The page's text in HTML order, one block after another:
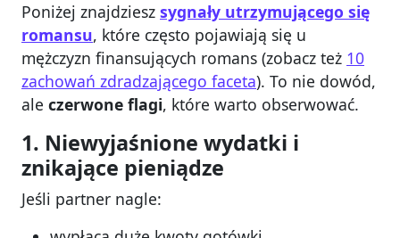
Poniżej znajdziesz sygnały utrzymującego się
romansu, które często pojawiają się u
mężczyzn finansujących romans (zobacz też 10
zachowań zdradzającego faceta). To nie dowód,
ale czerwone flagi, które warto obserwować.
1. Niewyjaśnione wydatki i
znikające pieniądze
Jeśli partner nagle: